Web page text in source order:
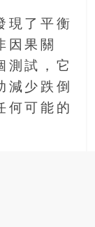
現了平衡
因果關
測試，它
減少跌倒
何可能的